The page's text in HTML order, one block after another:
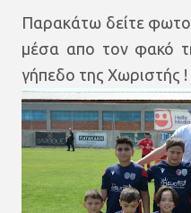
Παρακάτω δείτε
μέσα απο τον φακό
γήπεδο της Χωριστής !